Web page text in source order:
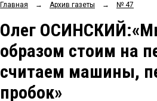
Главная → Архив газеты → № 47
Олег
образом стоим на
считаем машины,
пробок»